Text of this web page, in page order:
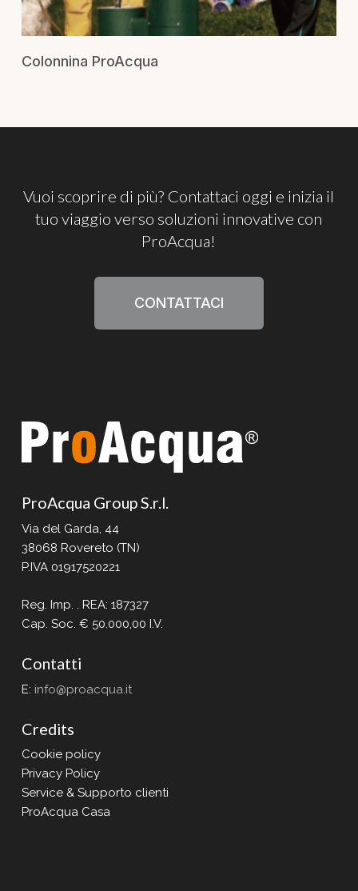
Colonnina ProAcqua
Vuoi scoprire di più? Contattaci oggi e inizia il
tuo viaggio verso soluzioni innovative con
ProAcqua!
CONTATTACI
ProAcqua Group S.r.l.
Via del Garda, 44
38068 Rovereto (TN)
P.IVA 01917520221
Reg. Imp. . REA: 187327
Cap. Soc. € 50.000,00 I.V.
Contatti
E: info@proacqua.it
Credits
Cookie policy
Privacy Policy
Service & Supporto clienti
ProAcqua Casa